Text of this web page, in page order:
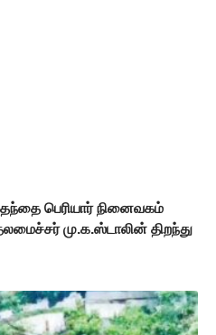
தந்தை பெரியார் நினைவகம்
மு.க.ஸ்டாலின் திறந்து